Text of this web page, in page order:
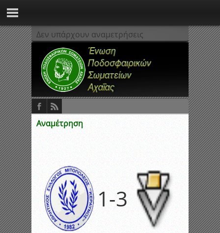
Δεν υπάρχουν αναμετρήσεις
Αναμέτρηση
1-3